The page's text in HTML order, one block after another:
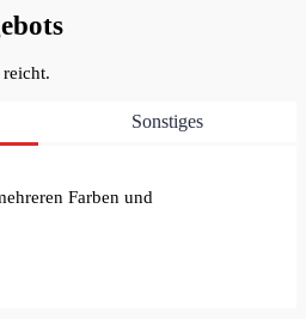
Sonstiges
Farben und